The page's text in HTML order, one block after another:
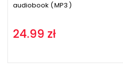
audiobook (MP3 )
24.99 zł